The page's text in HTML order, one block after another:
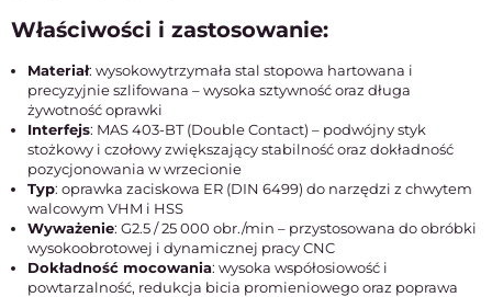
Właściwości i zastosowanie:
Materiał: wysokowytrzymała stal stopowa hartowana i
precyzyjnie szlifowana – wysoka sztywność oraz długa
żywotność oprawki
Interfejs: MAS 403-BT (Double Contact) – podwójny styk
stożkowy i czołowy zwiększający stabilność oraz dokładność
pozycjonowania w wrzecionie
Typ: oprawka zaciskowa ER (DIN 6499) do narzędzi z chwytem
walcowym VHM i HSS
Wyważenie: G2.5 / 25 000 obr./min – przystosowana do obróbki
wysokoobrotowej i dynamicznej pracy CNC
Dokładność mocowania: wysoka współosiowość i
powtarzalność, redukcja bicia promieniowego oraz poprawa